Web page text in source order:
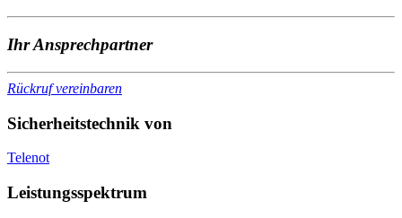
Ihr Ansprechpartner
Rückruf vereinbaren
Sicherheitstechnik von
Telenot
Leistungsspektrum